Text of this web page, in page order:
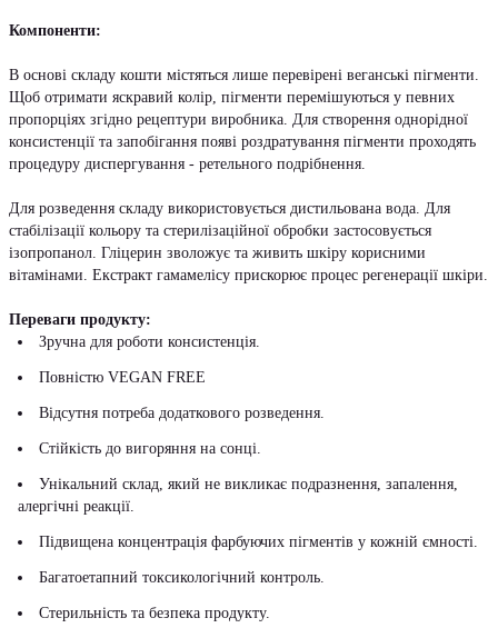
Компоненти:
В основі складу кошти містяться лише перевірені веганські пігменти.
Щоб отримати яскравий колір, пігменти перемішуються у певних
пропорціях згідно рецептури виробника. Для створення однорідної
консистенції та запобігання появі роздратування пігменти проходять
процедуру диспергування - ретельного подрібнення.
Для розведення складу використовується дистильована вода. Для
стабілізації кольору та стерилізаційної обробки застосовується
ізопропанол. Гліцерин зволожує та живить шкіру корисними
вітамінами. Екстракт гамамелісу прискорює процес регенерації шкіри.
Переваги продукту:
Зручна для роботи консистенція.
Повністю VEGAN FREE
Відсутня потреба додаткового розведення.
Стійкість до вигоряння на сонці.
Унікальний склад, який не викликає подразнення, запалення,
алергічні реакції.
Підвищена концентрація фарбуючих пігментів у кожній ємності.
Багатоетапний токсикологічний контроль.
Стерильність та безпека продукту.